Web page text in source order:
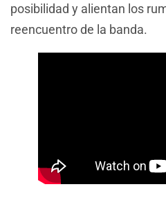
posibilidad y alientan los
reencuentro de la banda.